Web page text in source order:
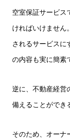
空室保証サービス
ければいけません
されるサービスに
の内容も実に簡素
逆に、不動産経営
備えることができ
そのため、オーナ